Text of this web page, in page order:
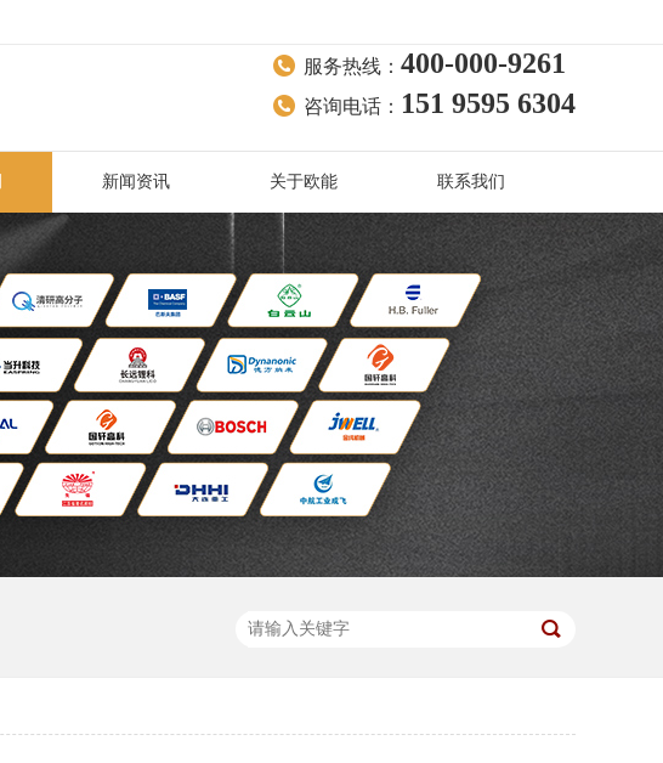
服务热线： 400-000-9261
咨询电话： 151 9595 6304
新闻资讯 关于欧能 联系我们